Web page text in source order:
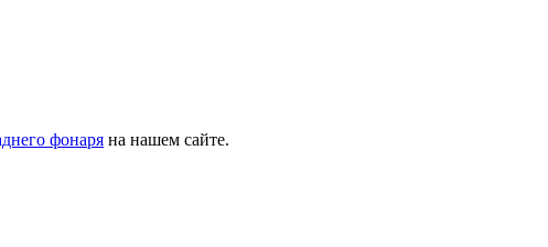
фонаря на нашем сайте.